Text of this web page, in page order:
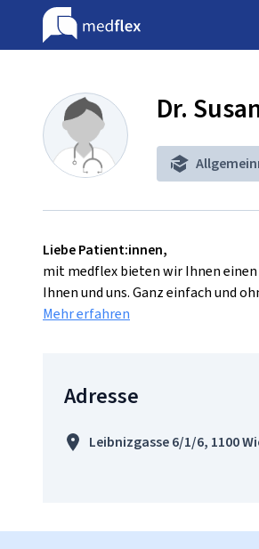
Dr.
Liebe Patient:innen,
mit medflex bieten wir Ihnen
Ihnen und uns. Ganz einfach und
Mehr erfahren
Adresse
Leibnizgasse 6/1/6, 1100